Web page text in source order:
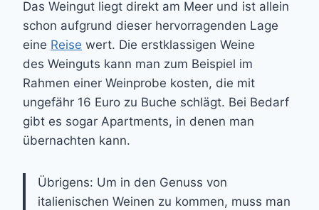
Das Weingut liegt direkt am Meer und ist allein
schon aufgrund dieser hervorragenden Lage
eine Reise wert. Die erstklassigen Weine
des Weinguts kann man zum Beispiel im
Rahmen einer Weinprobe kosten, die mit
ungefähr 16 Euro zu Buche schlägt. Bei Bedarf
gibt es sogar Apartments, in denen man
übernachten kann.
Übrigens: Um in den Genuss von
italienischen Weinen zu kommen, muss man